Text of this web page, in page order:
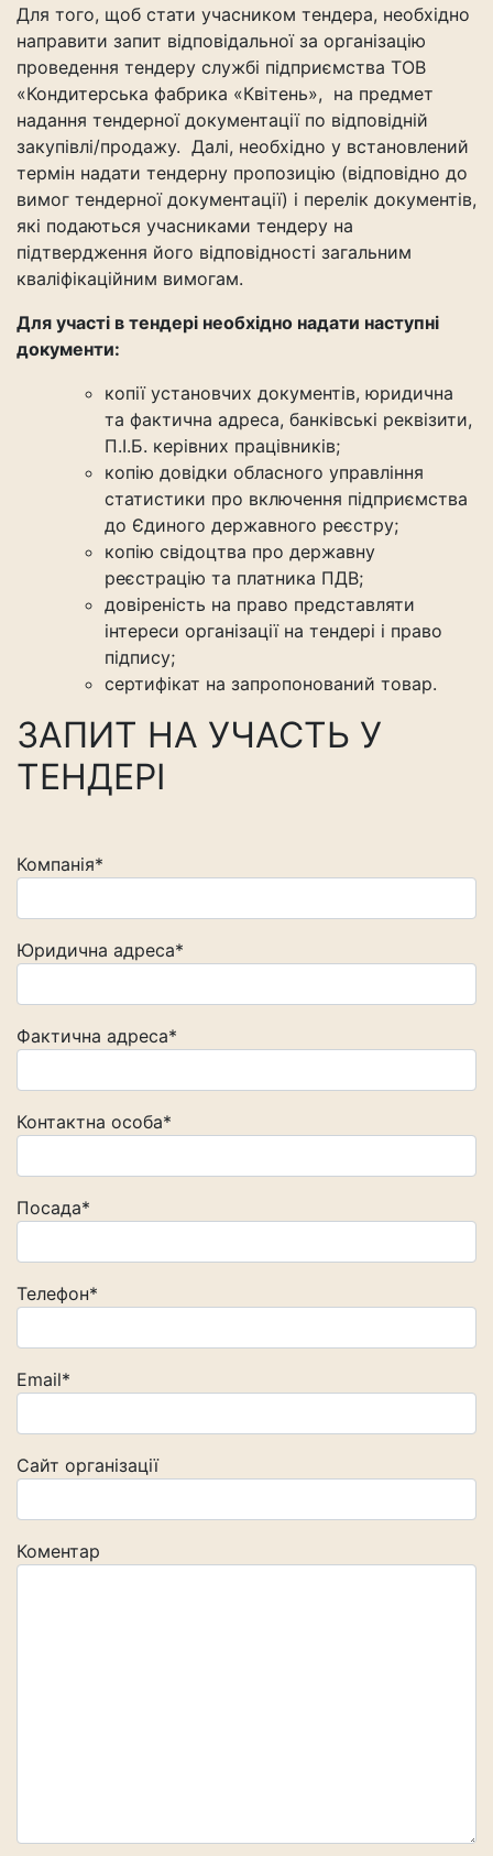
Для того, щоб стати учасником тендера, необхідно
направити запит відповідальної за організацію
проведення тендеру службі підприємства ТОВ
«Кондитерська фабрика «Квітень», на предмет
надання тендерної документації по відповідній
закупівлі/продажу. Далі, необхідно у встановлений
термін надати тендерну пропозицію (відповідно до
вимог тендерної документації) і перелік документів,
які подаються учасниками тендеру на
підтвердження його відповідності загальним
кваліфікаційним вимогам.
Для участі в тендері необхідно надати наступні
документи:
копії установчих документів, юридична
та фактична адреса, банківські реквізити,
П.І.Б. керівних працівників;
копію довідки обласного управління
статистики про включення підприємства
до Єдиного державного реєстру;
копію свідоцтва про державну
реєстрацію та платника ПДВ;
довіреність на право представляти
інтереси організації на тендері і право
підпису;
сертифікат на запропонований товар.
ЗАПИТ НА УЧАСТЬ У
ТЕНДЕРІ
Компанія*
Юридична адреса*
Фактична адреса*
Контактна особа*
Посада*
Телефон*
Email*
Сайт організації
Коментар